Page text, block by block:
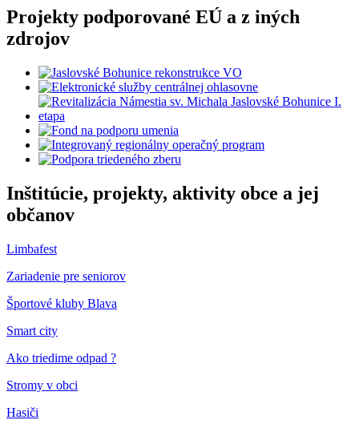
Projekty podporované EÚ a z iných
zdrojov
Inštitúcie, projekty, aktivity obce a jej
občanov
Limbafest
Zariadenie pre seniorov
Športové kluby Blava
Smart city
Ako triedime odpad ?
Stromy v obci
Hasiči